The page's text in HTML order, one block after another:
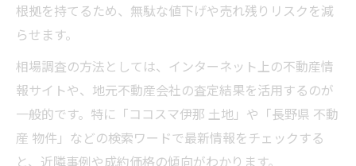
根拠を持てるため、無駄な値下げや売れ残りリスクを減
らせます。
相場調査の方法としては、インターネット上の不動産情
報サイトや、地元不動産会社の査定結果を活用するのが
一般的です。特に「ココスマ伊那 土地」や「長野県 不動
産 物件」などの検索ワードで最新情報をチェックする
と、近隣事例や成約価格の傾向がわかります。